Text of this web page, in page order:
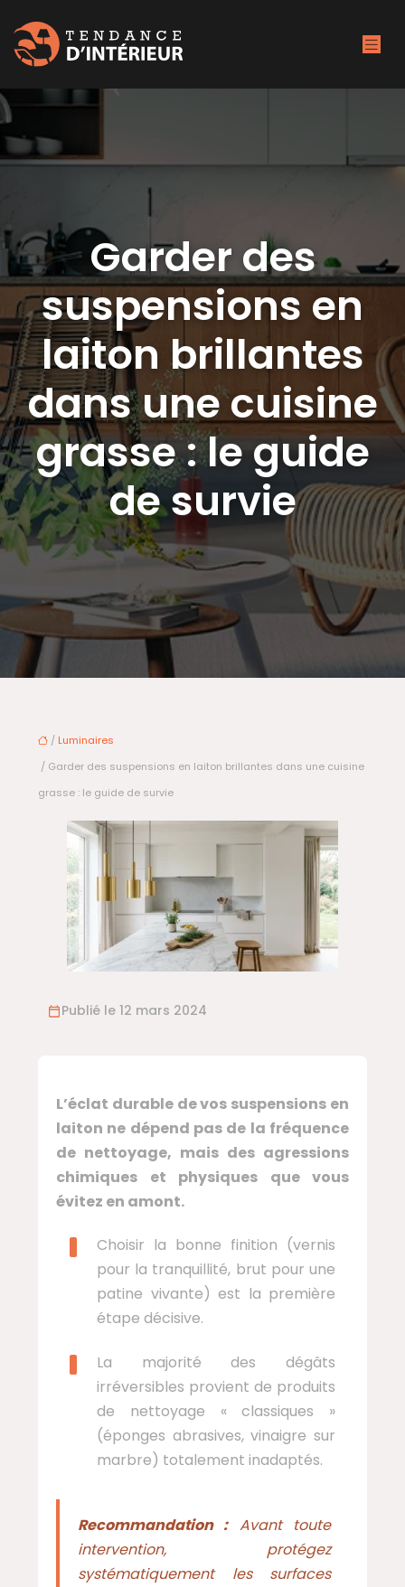
Garder des
suspensions en
laiton brillantes
dans une cuisine
grasse : le guide
de survie
/ Luminaires
/ Garder des suspensions en laiton brillantes dans une cuisine
grasse : le guide de survie
Publié le 12 mars 2024
L’éclat durable de vos suspensions en
laiton ne dépend pas de la fréquence
de nettoyage, mais des agressions
chimiques et physiques que vous
évitez en amont.
Choisir la bonne finition (vernis
pour la tranquillité, brut pour une
patine vivante) est la première
étape décisive.
La majorité des dégâts
irréversibles provient de produits
de nettoyage « classiques »
(éponges abrasives, vinaigre sur
marbre) totalement inadaptés.
Recommandation :Avant toute
intervention, protégez
systématiquement les surfaces